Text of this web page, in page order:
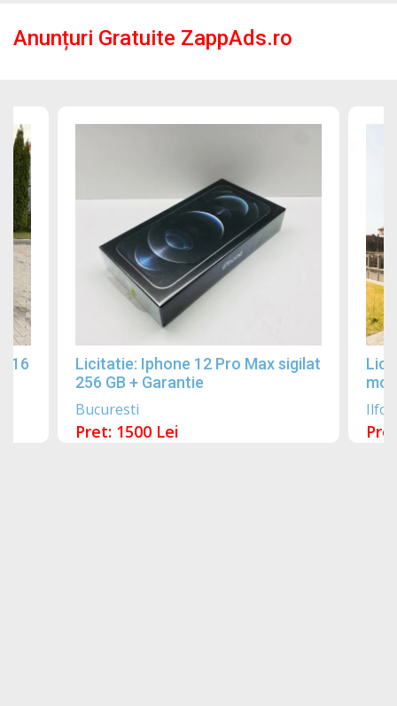
Anunțuri Gratuite ZappAds.ro
Licitatie: Iphone 12 Pro Max sigilat
256 GB + Garantie
Bucuresti
Pret: 1500 Lei
Ilfov